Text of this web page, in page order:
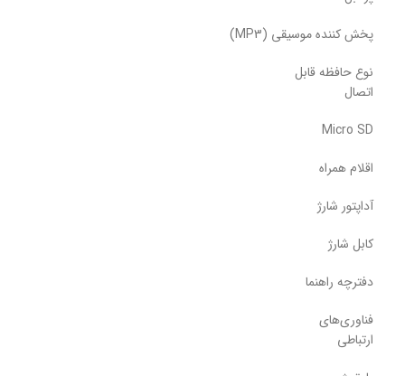
پخش کننده موسیقی (MP3)
نوع حافظه قابل
اتصال
Micro SD
اقلام همراه
آداپتور شارژ
کابل شارژ
دفترچه راهنما
فناوری‌های
ارتباطی